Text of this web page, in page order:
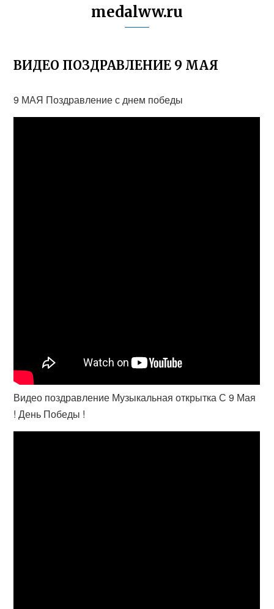
medalww.ru
ВИДЕО ПОЗДРАВЛЕНИЕ 9 МАЯ
9 МАЯ Поздравление с днем победы
Видео поздравление Музыкальная открытка С 9 Мая
! День Победы !